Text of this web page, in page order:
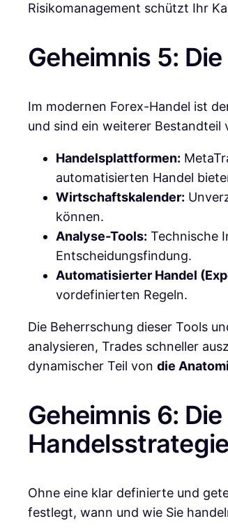
Risikomanagement schützt Ihr
Geheimnis 5:
Im modernen Forex-Handel ist
und sind ein weiterer Bestandteil
Handelsplattformen:
automatisierten Handel
Wirtschaftskalender:
können.
Analyse-Tools: Technische
Entscheidungsfindung.
Automatisierter Handel
vordefinierten Regeln.
Die Beherrschung dieser Tools
analysieren, Trades schneller
dynamischer Teil von die
Geheimnis 6:
Handelsstrategie
Ohne eine klar definierte und
festlegt, wann und wie Sie